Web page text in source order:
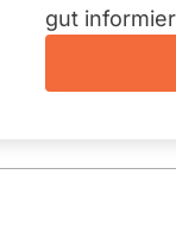
gut